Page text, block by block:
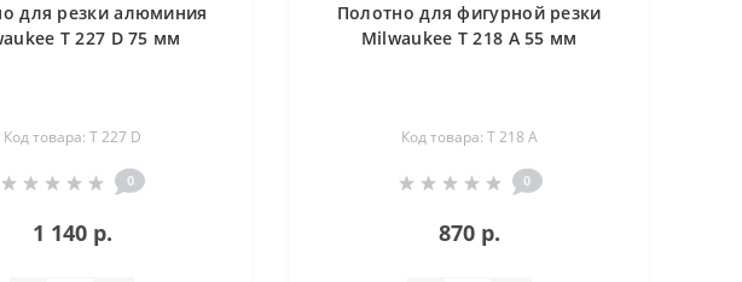
для резки алюминия
T 227 D 75 мм
Код товара: T 227 D
0
1 140 р.
Полотно для фигурной резки
Milwaukee T 218 A 55 мм
Код товара: T 218 A
0
870 р.